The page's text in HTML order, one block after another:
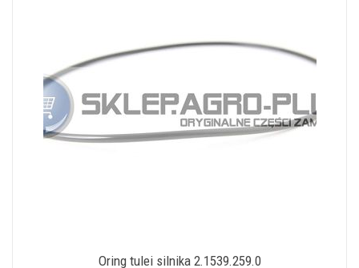
Oring tulei silnika 2.1539.259.0